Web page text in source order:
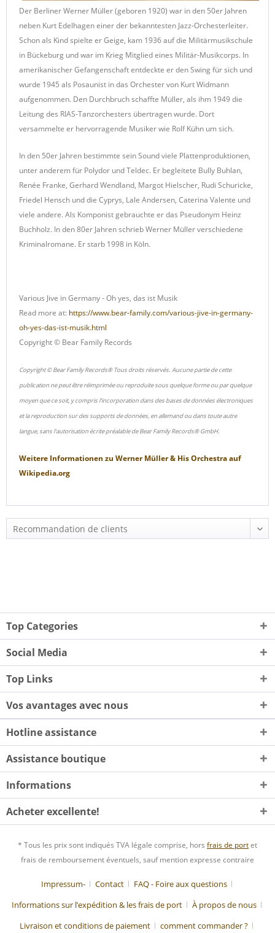
Der Berliner Werner Müller (geboren 1920) war in den 50er Jahren
neben Kurt Edelhagen einer der bekanntesten Jazz-Orchesterleiter.
Schon als Kind spielte er Geige, kam 1936 auf die Militärmusikschule
in Bückeburg und war im Krieg Mitglied eines Militär-Musikcorps. In
amerikanischer Gefangenschaft entdeckte er den Swing für sich und
wurde 1945 als Posaunist in das Orchester von Kurt Widmann
aufgenommen. Den Durchbruch schaffte Müller, als ihm 1949 die
Leitung des RIAS-Tanzorchesters übertragen wurde. Dort
versammelte er hervorragende Musiker wie Rolf Kühn um sich.
In den 50er Jahren bestimmte sein Sound viele Plattenproduktionen,
unter anderem für Polydor und Teldec. Er begleitete Bully Buhlan,
Renée Franke, Gerhard Wendland, Margot Hielscher, Rudi Schuricke,
Friedel Hensch und die Cyprys, Lale Andersen, Caterina Valente und
viele andere. Als Komponist gebrauchte er das Pseudonym Heinz
Buchholz. In den 80er Jahren schrieb Werner Müller verschiedene
Kriminalromane. Er starb 1998 in Köln.
Various Jive in Germany - Oh yes, das ist Musik
Read more at: https://www.bear-family.com/various-jive-in-germany-
oh-yes-das-ist-musik.html
Copyright © Bear Family Records
Copyright © Bear Family Records® Tous droits réservés. Aucune partie de cette
publication ne peut être réimprimée ou reproduite sous quelque forme ou par quelque
moyen que ce soit, y compris l'incorporation dans des bases de données électroniques
et la reproduction sur des supports de données, en allemand ou dans toute autre
langue, sans l'autorisation écrite préalable de Bear Family Records® GmbH.
Weitere Informationen zu Werner Müller & His Orchestraauf
Wikipedia.org
Top Categories
Social Media
Top Links
Vos avantages avec nous
Hotline assistance
Assistance boutique
Informations
Acheter excellente!
* Tous les prix sont indiqués TVA légale comprise, hors frais de portet
frais de remboursement éventuels, sauf mention expresse contraire
Impressum- Contact
FAQ - Foire aux questions
Informations sur l’expédition & les frais de port
À propos de nous
Livraison et conditions de paiement
comment commander ?